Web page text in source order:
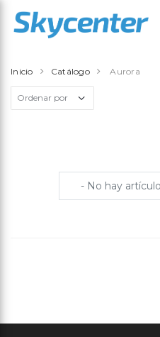
Inicio Catálogo Aurora
- No hay